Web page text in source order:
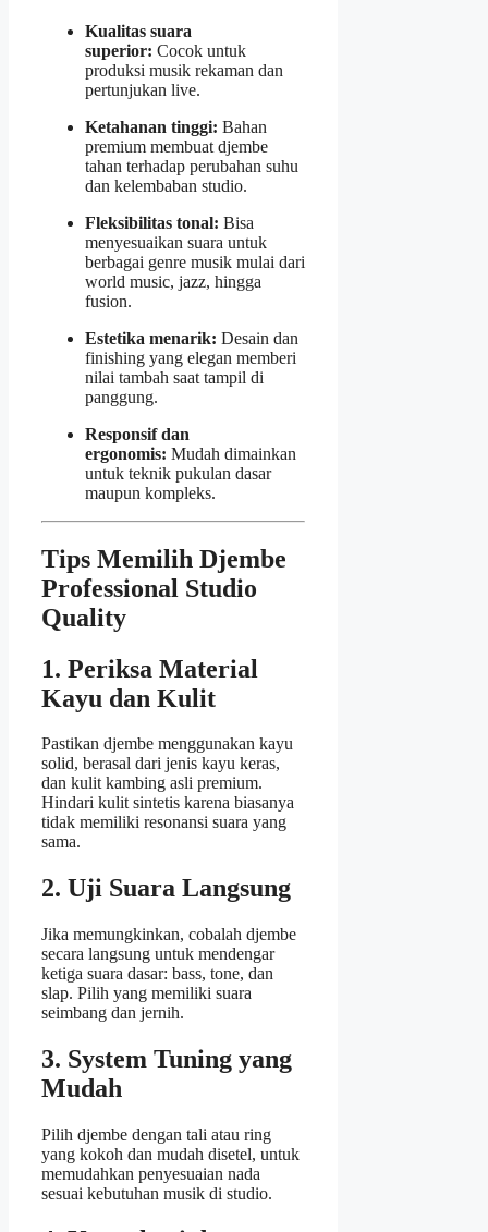
Kualitas suara
superior: Cocok untuk
produksi musik rekaman dan
pertunjukan live.
Ketahanan tinggi: Bahan
premium membuat djembe
tahan terhadap perubahan suhu
dan kelembaban studio.
Fleksibilitas tonal: Bisa
menyesuaikan suara untuk
berbagai genre musik mulai dari
world music, jazz, hingga
fusion.
Estetika menarik: Desain dan
finishing yang elegan memberi
nilai tambah saat tampil di
panggung.
Responsif dan
ergonomis: Mudah dimainkan
untuk teknik pukulan dasar
maupun kompleks.
Tips Memilih Djembe
Professional Studio
Quality
1. Periksa Material
Kayu dan Kulit
Pastikan djembe menggunakan kayu
solid, berasal dari jenis kayu keras,
dan kulit kambing asli premium.
Hindari kulit sintetis karena biasanya
tidak memiliki resonansi suara yang
sama.
2. Uji Suara Langsung
Jika memungkinkan, cobalah djembe
secara langsung untuk mendengar
ketiga suara dasar: bass, tone, dan
slap. Pilih yang memiliki suara
seimbang dan jernih.
3. System Tuning yang
Mudah
Pilih djembe dengan tali atau ring
yang kokoh dan mudah disetel, untuk
memudahkan penyesuaian nada
sesuai kebutuhan musik di studio.